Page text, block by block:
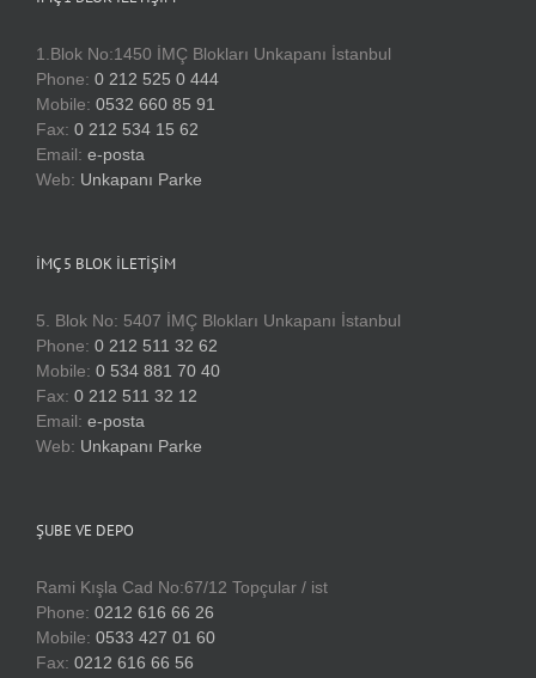
1.Blok No:1450 İMÇ Blokları Unkapanı İstanbul
Phone: 0 212 525 0 444
Mobile: 0532 660 85 91
Fax: 0 212 534 15 62
Email: e-posta
Web: Unkapanı Parke
İMÇ 5 BLOK İLETIŞIM
5. Blok No: 5407 İMÇ Blokları Unkapanı İstanbul
Phone: 0 212 511 32 62
Mobile: 0 534 881 70 40
Fax: 0 212 511 32 12
Email: e-posta
Web: Unkapanı Parke
ŞUBE VE DEPO
Rami Kışla Cad No:67/12 Topçular / ist
Phone: 0212 616 66 26
Mobile: 0533 427 01 60
Fax: 0212 616 66 56